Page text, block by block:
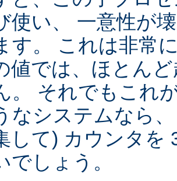
使い、 一意性が
す。 これは非常
値では、ほとん
。 それでもこれ
なシステムなら
して) カウンタを
でしょう。